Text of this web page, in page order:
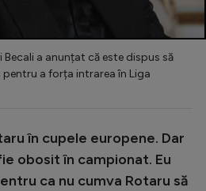
Becali a anunțat că este dispus să
a forța intrarea în Liga
în cupele europene. Dar
obosit în campionat. Eu
ca nu cumva Rotaru să